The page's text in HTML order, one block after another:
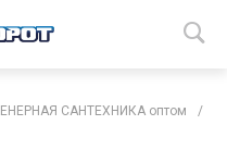
САНТЕХНИКА оптом /